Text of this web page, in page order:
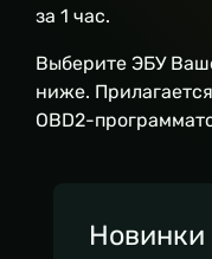
за 1 час.
Выберите ЭБУ
ниже.
OBD2-
Новинки